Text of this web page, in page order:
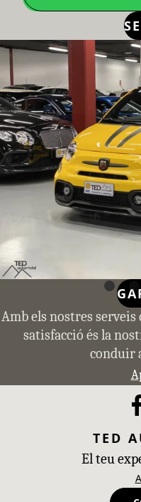
Amb els nostres
satisfacció és la
conduir
TED
El teu